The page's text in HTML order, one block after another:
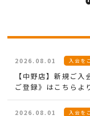
2026.08.01 入会を
【中野店】新規ご
ご登録》はこちらよ
2026.08.01 入会を